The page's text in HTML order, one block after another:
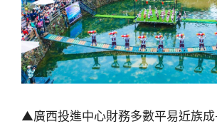
▲廣西投進中心財務多數平易近族